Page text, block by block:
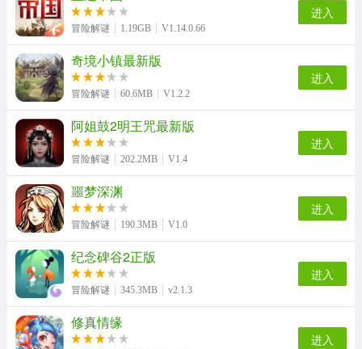
冒险解谜 1.19GB V1.14.0.66
进入
奇境小镇最新版
冒险解谜 60.6MB V1.2.2
进入
阿姐鼓2明王咒最新版
冒险解谜 202.2MB V1.4
进入
噩梦深渊
冒险解谜 190.3MB V1.0
进入
纪念碑谷2正版
冒险解谜 345.3MB v2.1.3
进入
修真情缘
进入